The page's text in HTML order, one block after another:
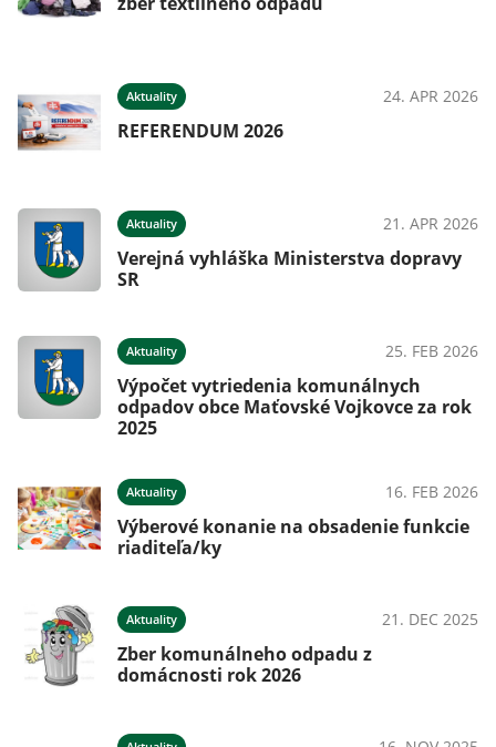
Aktuality 24. APR 2026
REFERENDUM 2026
Aktuality 21. APR 2026
Verejná vyhláška Ministerstva dopravy
SR
Aktuality 25. FEB 2026
Výpočet vytriedenia komunálnych
odpadov obce Maťovské Vojkovce za rok
2025
Aktuality 16. FEB 2026
Výberové konanie na obsadenie funkcie
riaditeľa/ky
Aktuality 21. DEC 2025
Zber komunálneho odpadu z
domácnosti rok 2026